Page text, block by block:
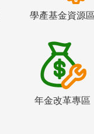
學產基金資源區
年金改革專區